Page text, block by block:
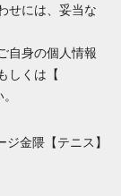
せには、妥当な
自身の個人情報
しくは【
ジ金隈【テニス】